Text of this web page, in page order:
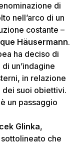
di
nell’arco di un
costante –
Häusermann.
ha deciso di
un’indagine
in relazione
dei suoi obiettivi.
un passaggio
Glinka,
che